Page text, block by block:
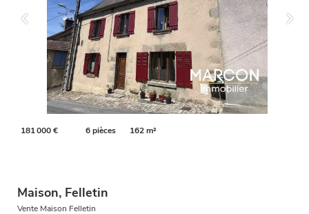
181 000 € 6 pièces 162 m²
Maison, Felletin
Vente Maison Felletin